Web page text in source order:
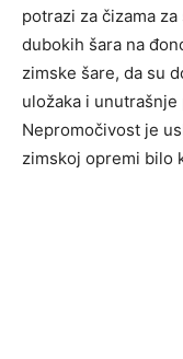
potrazi za čizama
dubokih šara na
zimske šare, da su
uložaka i
Nepromočivost je
zimskoj opremi bilo